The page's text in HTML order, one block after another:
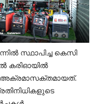
സ്ഥാപിച്ച കെസി
കരിഓയിൽ
അക്രമാസക്തമായത്.